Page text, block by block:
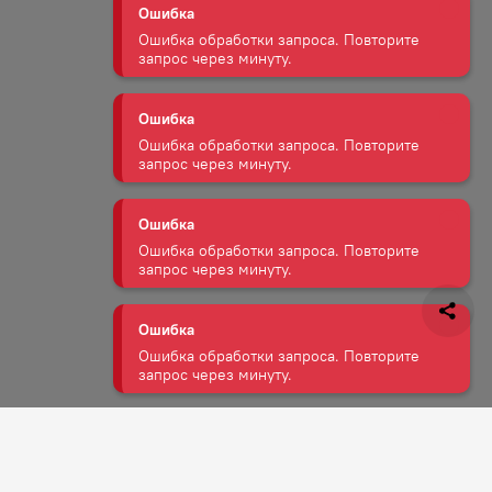
Ошибка
Ошибка
Ошибка
Ошибка
Ошибка обработки запроса. Повторите